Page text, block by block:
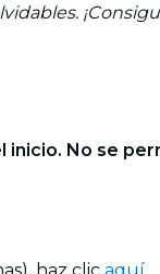
inicio. No se